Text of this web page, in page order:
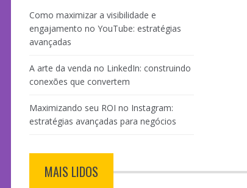
Como maximizar a visibilidade e
engajamento no YouTube: estratégias
avançadas
A arte da venda no LinkedIn: construindo
conexões que convertem
Maximizando seu ROI no Instagram:
estratégias avançadas para negócios
MAIS LIDOS